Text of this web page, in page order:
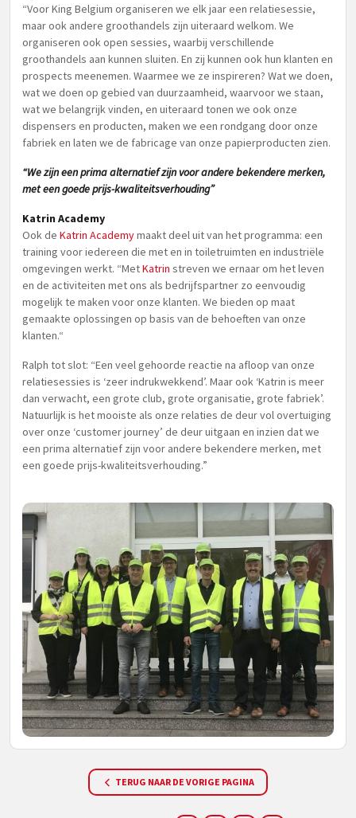
“Voor King Belgium organiseren we elk jaar een relatiesessie,
maar ook andere groothandels zijn uiteraard welkom. We
organiseren ook open sessies, waarbij verschillende
groothandels aan kunnen sluiten. En zij kunnen ook hun klanten en
prospects meenemen. Waarmee we ze inspireren? Wat we doen,
wat we doen op gebied van duurzaamheid, waarvoor we staan,
wat we belangrijk vinden, en uiteraard tonen we ook onze
dispensers en producten, maken we een rondgang door onze
fabriek en laten we de fabricage van onze papierproducten zien.
“We zijn een prima alternatief zijn voor andere bekendere merken,
met een goede prijs-kwaliteitsverhouding”
Katrin Academy
Ook de Katrin Academymaakt deel uit van het programma: een
training voor iedereen die met en in toiletruimten en industriële
omgevingen werkt. “MetKatrin streven we ernaar om het leven
en de activiteiten met ons als bedrijfspartner zo eenvoudig
mogelijk te maken voor onze klanten. We bieden op maat
gemaakte oplossingen op basis van de behoeften van onze
klanten.“
Ralph tot slot: “Een veel gehoorde reactie na afloop van onze
relatiesessies is ‘zeer indrukwekkend’. Maar ook ‘Katrin is meer
dan verwacht, een grote club, grote organisatie, grote fabriek’.
Natuurlijk is het mooiste als onze relaties de deur vol overtuiging
over onze ‘customer journey’ de deur uitgaan en inzien dat we
een prima alternatief zijn voor andere bekendere merken, met
een goede prijs-kwaliteitsverhouding.”
TERUG NAAR DE VORIGE PAGINA